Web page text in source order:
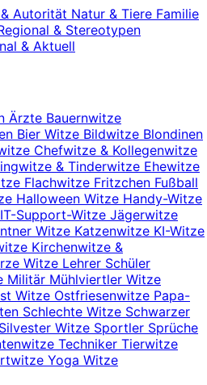
Autorität Natur & Tiere Familie
& Stereotypen
& Aktuell
Ärzte Bauernwitze
Bier Witze Bildwitze Blondinen
Chefwitze & Kollegenwitze
& Tinderwitze Ehewitze
Flachwitze Fritzchen Fußball
Halloween Witze Handy-Witze
IT-Support-Witze Jägerwitze
Witze Katzenwitze KI-Witze
Kirchenwitze &
Witze Lehrer Schüler
Militär Mühlviertler Witze
Witze Ostfriesenwitze Papa-
Schlechte Witze Schwarzer
Silvester Witze Sportler Sprüche
Techniker Tierwitze
Yoga Witze